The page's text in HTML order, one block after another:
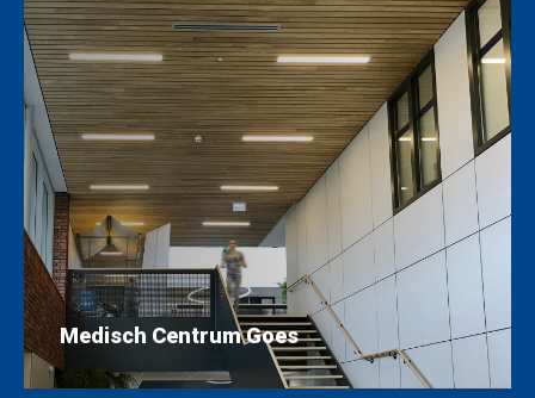
Medisch Centrum Goes